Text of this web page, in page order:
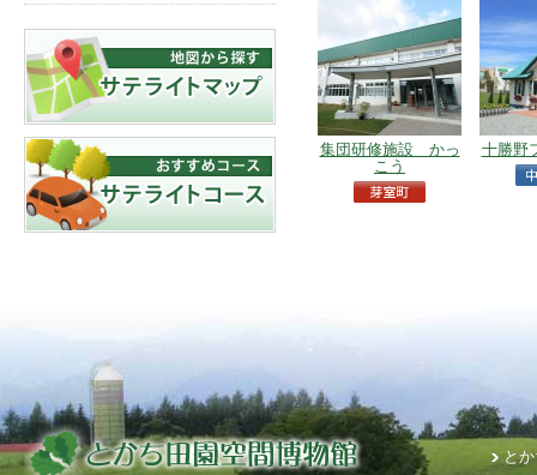
集団研修施設 かっ
こう
十勝野
と